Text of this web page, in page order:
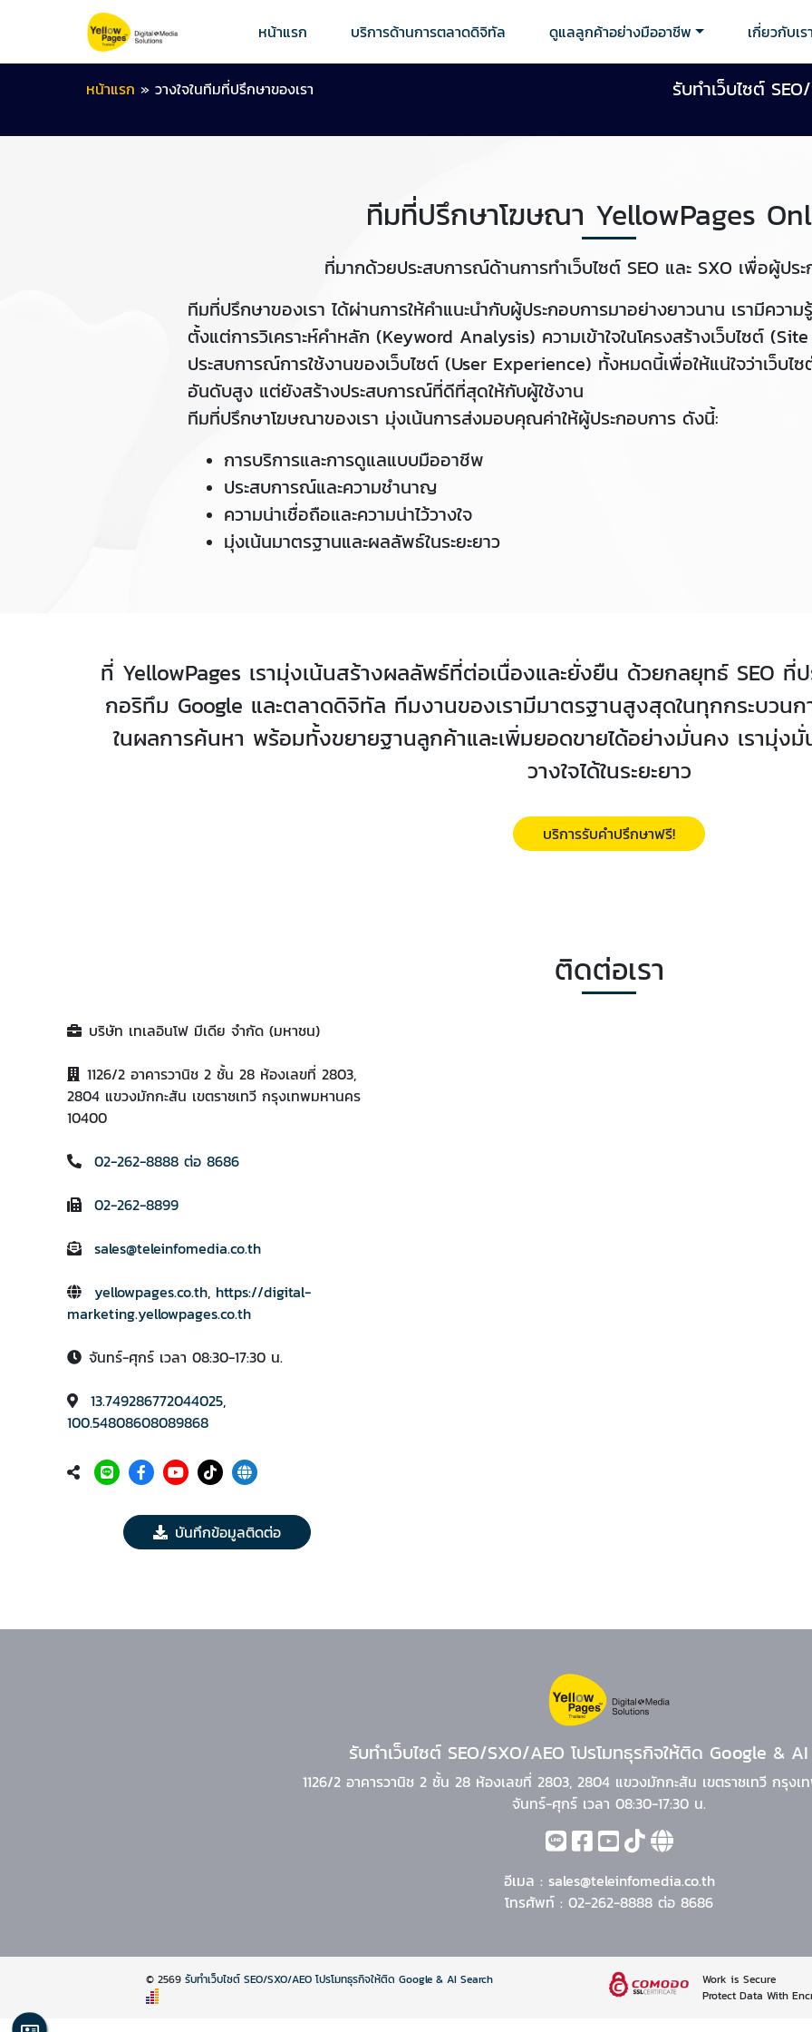
หน้าแรก บริการด้านการตลาดดิจิทัล ดูแลลูกค้าอย่างมืออาชีพ เกี่ยวกับเรา
หน้าแรก » วางใจในทีมที่ปรึกษาของเรา
รับทำเว็บไซต์
ทีมที่ปรึกษาโฆษณา YellowPages
ที่มากด้วยประสบการณ์ด้านการทำเว็บไซต์ SEO และ SXO เพื่อผู้ปร
ทีมที่ปรึกษาของเรา ได้ผ่านการให้คำแนะนำกับผู้ประกอบการมาอย่างยาวนาน เรามีควา
ตั้งแต่การวิเคราะห์คำหลัก (Keyword Analysis) ความเข้าใจในโครงสร้างเว็บไซต์
ประสบการณ์การใช้งานของเว็บไซต์ (User Experience) ทั้งหมดนี้เพื่อให้แน่ใจว่าเว็บ
อันดับสูง แต่ยังสร้างประสบการณ์ที่ดีที่สุดให้กับผู้ใช้งาน
ทีมที่ปรึกษาโฆษณาของเรา มุ่งเน้นการส่งมอบคุณค่าให้ผู้ประกอบการ ดังนี้:
การบริการและการดูแลแบบมืออาชีพ
ประสบการณ์และความชำนาญ
ความน่าเชื่อถือและความน่าไว้วางใจ
มุ่งเน้นมาตรฐานและผลลัพธ์ในระยะยาว
ที่ YellowPages เรามุ่งเน้นสร้างผลลัพธ์ที่ต่อเนื่องและยั่งยืน ด้วยกลยุทธ์ SEO
กอริทึม Google และตลาดดิจิทัล ทีมงานของเรามีมาตรฐานสูงสุดในทุกกระบวน
ในผลการค้นหา พร้อมทั้งขยายฐานลูกค้าและเพิ่มยอดขายได้อย่างมั่นคง เรามุ่ง
วางใจได้ในระยะยาว
บริการรับคำปรึกษาฟรี!
ติดต่อเรา
บริษัท เทเลอินโฟ มีเดีย จำกัด (มหาชน)
1126/2 อาคารวานิช 2 ชั้น 28 ห้องเลขที่ 2803,
2804 แขวงมักกะสัน เขตราชเทวี กรุงเทพมหานคร
10400
02-262-8888 ต่อ 8686
02-262-8899
sales@teleinfomedia.co.th
yellowpages.co.th, https://digital-
marketing.yellowpages.co.th
จันทร์-ศุกร์ เวลา 08:30-17:30 น.
13.749286772044025,
100.54808608089868
บันทึกข้อมูลติดต่อ
รับทำเว็บไซต์ SEO/SXO/AEO โปรโมทธุรกิจให้ติด Google &
1126/2 อาคารวานิช 2 ชั้น 28 ห้องเลขที่ 2803, 2804 แขวงมักกะสัน เขตราชเทวี กรุง
จันทร์-ศุกร์ เวลา 08:30-17:30 น.
อีเมล : sales@teleinfomedia.co.th
โทรศัพท์ : 02-262-8888 ต่อ 8686
© 2569รับทำเว็บไซต์ SEO/SXO/AEO โปรโมทธุรกิจให้ติด Google & AI Search
Work is Secure
Protect Data With